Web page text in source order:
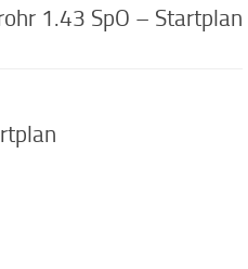
1.43 SpO – Startplan